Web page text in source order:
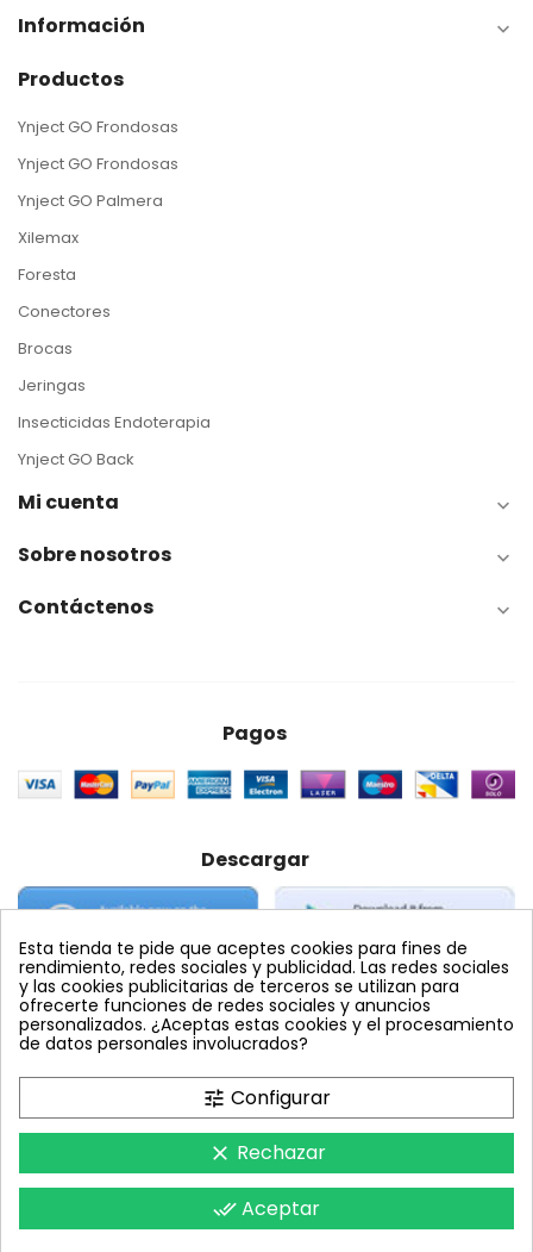
Información 
Productos
Ynject GO Frondosas
Ynject GO Frondosas
Ynject GO Palmera
Xilemax
Foresta
Conectores
Brocas
Jeringas
Insecticidas Endoterapia
Ynject GO Back
Mi cuenta 
Sobre nosotros 
Contáctenos 
Pagos
Descargar
Etiquetas Populares
Copyright © 2008 - Todos los derechos reservados. Número de
alta en ROPO Agricultura 1046185372SS
Esta tienda te pide que aceptes cookies para fines de
rendimiento, redes sociales y publicidad. Las redes sociales
y las cookies publicitarias de terceros se utilizan para
ofrecerte funciones de redes sociales y anuncios
personalizados. ¿Aceptas estas cookies y el procesamiento
de datos personales involucrados?
tune Configurar
clear Rechazar
done_all Aceptar